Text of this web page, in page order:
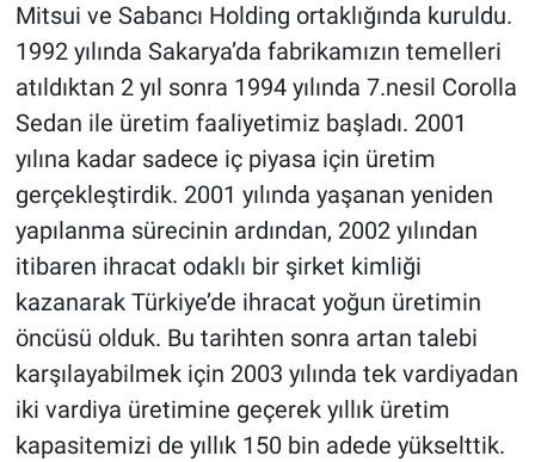
Mitsui ve Sabancı Holding ortaklığında kuruldu.
1992 yılında Sakarya’da fabrikamızın temelleri
atıldıktan 2 yıl sonra 1994 yılında 7.nesil Corolla
Sedan ile üretim faaliyetimiz başladı. 2001
yılına kadar sadece iç piyasa için üretim
gerçekleştirdik. 2001 yılında yaşanan yeniden
yapılanma sürecinin ardından, 2002 yılından
itibaren ihracat odaklı bir şirket kimliği
kazanarak Türkiye’de ihracat yoğun üretimin
öncüsü olduk. Bu tarihten sonra artan talebi
karşılayabilmek için 2003 yılında tek vardiyadan
iki vardiya üretimine geçerek yıllık üretim
kapasitemizi de yıllık 150 bin adede yükselttik.